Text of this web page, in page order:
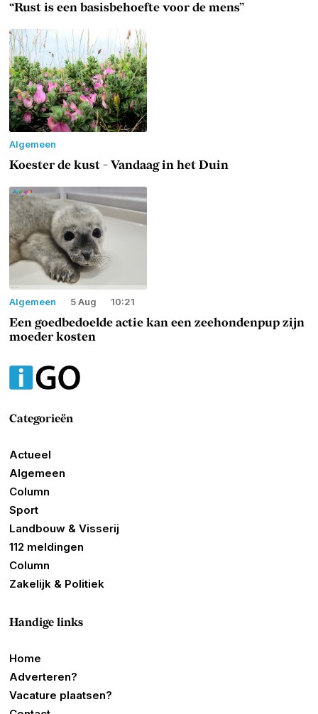
“Rust is een basisbehoefte voor de mens”
Algemeen
Koester de kust - Vandaag in het Duin
Algemeen 5 Aug 10:21
Een goedbedoelde actie kan een zeehondenpup zijn
moeder kosten
Categorieën
Actueel
Algemeen
Column
Sport
Landbouw & Visserij
112 meldingen
Column
Zakelijk & Politiek
Handige links
Home
Adverteren?
Vacature plaatsen?